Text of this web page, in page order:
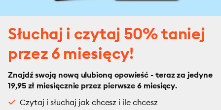
Słuchaj i czytaj 50% taniej
przez 6 miesięcy!
Znajdź swoją nową ulubioną opowieść - teraz za jedyne
19,95 zł miesięcznie przez pierwsze 6 miesięcy.
Czytaj i słuchaj jak chcesz i ile chcesz